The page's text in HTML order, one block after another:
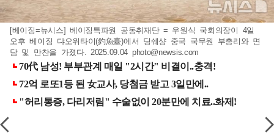
[베이징=뉴시스] 베이징특파원 공동취재단 = 우원식 국회의장이 4일
오후 베이징 댜오위타이(釣魚臺)에서 딩쉐샹 중국 국무원 부총리와 면
담 및 만찬을 가졌다. 2025.09.04 photo@newsis.com